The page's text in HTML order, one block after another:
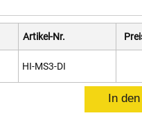
Artikel-Nr.
HI-MS3-DI